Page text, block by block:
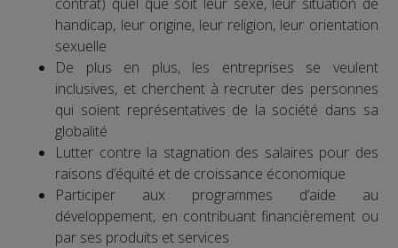
handicap, leur origine, leur religion, leur orientation
sexuelle
De plus en plus, les entreprises se veulent
inclusives, et cherchent à recruter des personnes
qui soient représentatives de la société dans sa
globalité
Lutter contre la stagnation des salaires pour des
raisons d’équité et de croissance économique
Participer aux programmes d’aide au
développement, en contribuant financièrement ou
par ses produits et services